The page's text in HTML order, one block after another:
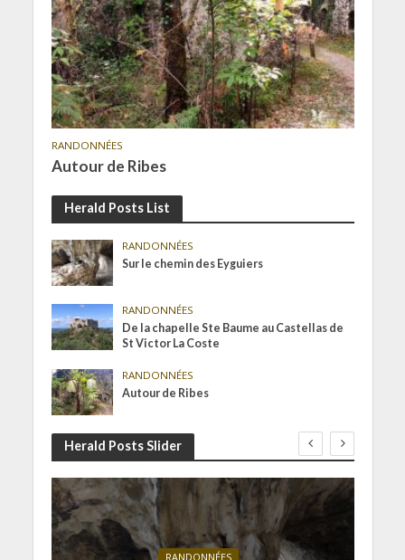
RANDONNÉES
Autour de Ribes
Herald Posts List
RANDONNÉES
Sur le chemin des Eyguiers
RANDONNÉES
De la chapelle Ste Baume au Castellas de
St Victor La Coste
RANDONNÉES
Autour de Ribes
Herald Posts Slider
RANDONNÉES